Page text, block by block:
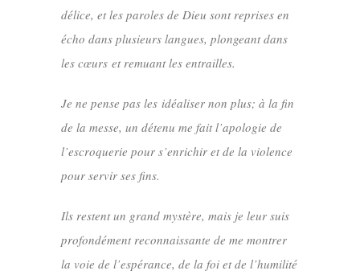
délice, et les paroles de Dieu sont reprises en
écho dans plusieurs langues, plongeant dans
les cœurs et remuant les entrailles.
Je ne pense pas les idéaliser non plus; à la fin
de la messe, un détenu me fait l’apologie de
l’escroquerie pour s’enrichir et de la violence
pour servir ses fins.
Ils restent un grand mystère, mais je leur suis
profondément reconnaissante de me montrer
la voie de l’espérance, de la foi et de l’humilité